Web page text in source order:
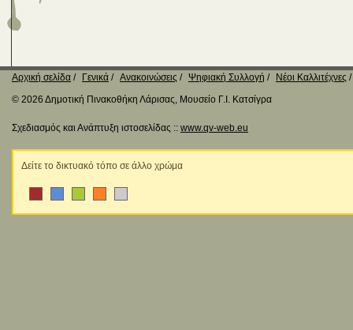
Αρχική σελίδα Γενικά Ανακοινώσεις Ψηφιακή Συλλογή
Νέοι Καλλιτέχνες
© 2026 Δημοτική Πινακοθήκη Λάρισας, Μουσείο Γ.Ι. Κατσίγρα
Σχεδιασμός και Ανάπτυξη ιστοσελίδας :: www.qv-web.eu
Δείτε το δικτυακό τόπο σε άλλο χρώμα